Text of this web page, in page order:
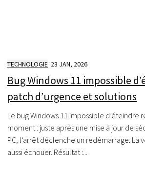
TECHNOLOGIE 23 JAN, 2026
Bug Windows 11 impossible
patch d’urgence et solutions
Le bug Windows 11 impossible d’éteindre
moment : juste après une mise à jour de
PC, l’arrêt déclenche un redémarrage.
aussi échouer. Résultat :...